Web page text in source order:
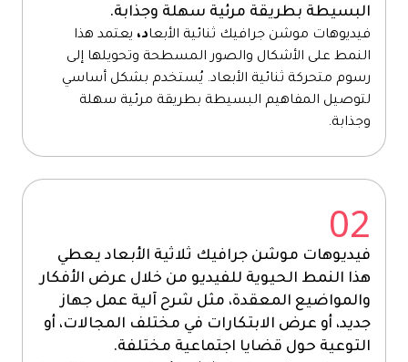
البسيطة بطريقة مرئية سهلة وجذابة.
فيديوهات موشن جرافيك ثنائية الأبعاد، يعتمد هذا
النمط على الأشكال والصور المسطحة وتحويلها إلى
رسوم متحركة ثنائية الأبعاد. يُستخدم بشكل أساسي
لتوصيل المفاهيم البسيطة بطريقة مرئية سهلة
وجذابة.
02
فيديوهات موشن جرافيك ثلاثية الأبعاد يعطي
هذا النمط الحيوية للفيديو من خلال عرض الأفكار
والمواضيع المعقدة، مثل شرح آلية عمل جهاز
جديد، أو عرض الابتكارات في مختلف المجالات، أو
التوعية حول قضايا اجتماعية مختلفة.